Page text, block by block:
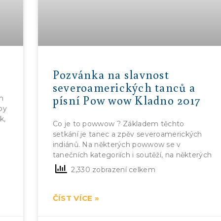
Pozvánka na slavnost
severoamerických tanců a
písní Pow wow Kladno 2017
Co je to powwow ? Základem těchto
setkání je tanec a zpěv severoamerických
indiánů. Na některých powwow se v
tanečních kategoriích i soutěží, na některých
2,330 zobrazení celkem
ČÍST VÍCE »